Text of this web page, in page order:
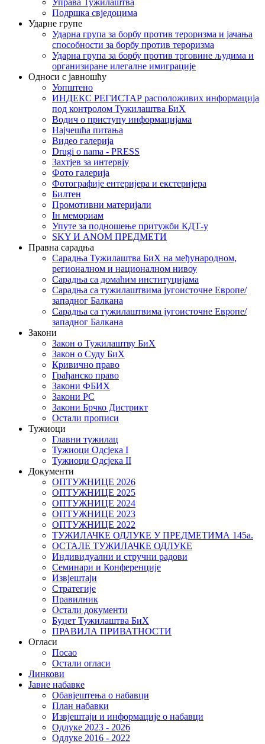
Управа Тужилаштва
Подршка свједоцима
Ударне групе
Ударна група за борбу против тероризма и јачања
способности за борбу против тероризма
Ударна група за борбу против трговине људима и
организиране илегалне имиграције
Односи с јавношћу
Уопштено
ИНДЕКС РЕГИСТАР расположивих информација
под контролом Тужилаштва БиХ
Водич о приступу информацијама
Најчешћа питања
Видео галерија
Drugi o nama - PRESS
Захтјев за интервју
Фото галерија
Фотографије ентеријера и екстеријера
Билтен
Промотивни материјали
Iн мемориам
Упуте за подношење притужби КДТ-у
SKY И ANOM ПРЕДМЕТИ
Правна сарадња
Сарадња Тужилаштва БиХ на међународном,
регионалном и националном нивоу
Сарадња са домаћим институцијама
Сарадња са тужилаштвима југоисточне Европе/
западног Балкана
Сарадња са тужилаштвима југоисточне Европе/
западног Балкана
Закони
Закон о Тужилаштву БиХ
Закон о Суду БиХ
Кривично право
Грађанско право
Закони ФБИХ
Закони РС
Закони Брчко Дистрикт
Остали прописи
Тужиоци
Главни тужилац
Тужиоци Oдсјекa I
Тужиоци Oдсјекa II
Документи
ОПТУЖНИЦЕ 2026
ОПТУЖНИЦЕ 2025
ОПТУЖНИЦЕ 2024
ОПТУЖНИЦЕ 2023
ОПТУЖНИЦЕ 2022
ТУЖИЛАЧКЕ ОДЛУКЕ У ПРЕДМЕТИМА 145а.
ОСТАЛЕ ТУЖИЛАЧКЕ ОДЛУКЕ
Индивидуални и стручни радови
Семинари и Конференције
Извјештаји
Стратегије
Правилник
Остали документи
Буџет Тужилаштва БиХ
ПРАВИЛА ПРИВАТНОСТИ
Огласи
Посао
Остали огласи
Линкови
Јавне набавке
Обавјештења о набавци
План набавки
Извјештаји и информације о набавци
Одлуке 2023 - 2026
Одлуке 2016 - 2022